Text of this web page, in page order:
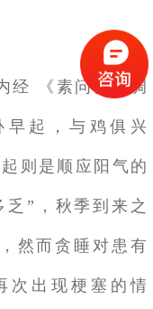
经 《素问四气调
早起，与鸡俱兴
则是顺应阳气的
”，秋季到来之
然而贪睡对患有
次出现梗塞的情